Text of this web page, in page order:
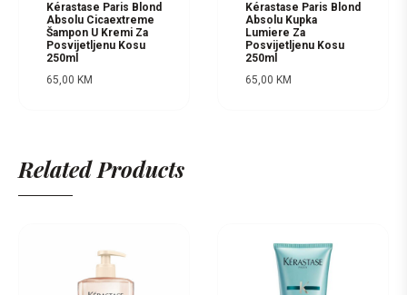
Kérastase Paris Blond
Absolu Cicaextreme
Šampon U Kremi Za
Posvijetljenu Kosu
250ml
65,00 KM
Kérastase Paris Blond
Absolu Kupka
Lumiere Za
Posvijetljenu Kosu
250ml
65,00 KM
Related Products